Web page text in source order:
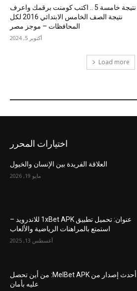
نتيجة خامسة 5 .. اكتب كومنت برقمك واعرف
نتيجة الصف الخامس الابتدائي 2016 لكل
المحافظات – موجز مصر
أكتوبر 5, 2024
Load more
اختيارات المحرر
العلاقة الفريدة بين الإنسان والخيول
مايو 19, 2026
عنوان: تحميل تطبيق 1xBet APK للاندرويد –
استمتع بالمراهنات الرياضية والألعاب
أغسطس 13, 2025
أحدث إصدار من MelBet APK: من أين تحصل
عليه بأمان